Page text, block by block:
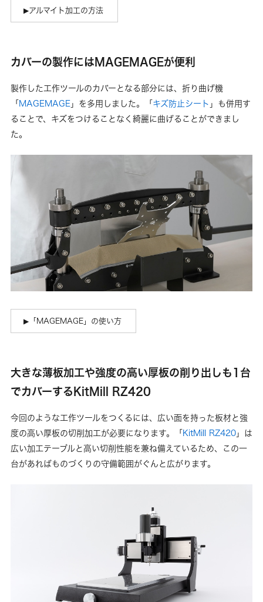
アルマイト加工の方法
カバーの製作にはMAGEMAGEが便利
製作した工作ツールのカバーとなる部分には、折り曲げ機
「MAGEMAGE」を多用しました。「キズ防止シート 」も併用す
ることで、キズをつけることなく綺麗に曲げることができまし
た。
「MAGEMAGE」の使い方
大きな薄板加工や強度の高い厚板の削り出しも1台
でカバーするKitMill RZ420
今回のような工作ツールをつくるには、広い面を持った板材と強
度の高い厚板の切削加工が必要になります。「KitMill RZ420」は
広い加工テーブルと高い切削性能を兼ね備えているため、この一
台があればものづくりの守備範囲がぐんと広がります。